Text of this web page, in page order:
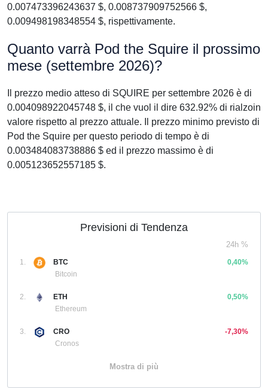
0.007473396243637 $, 0.008737909752566 $,
0.009498198348554 $, rispettivamente.
Quanto varrà Pod the Squire il prossimo
mese (settembre 2026)?
Il prezzo medio atteso di SQUIRE per settembre 2026 è di
0.004098922045748 $, il che vuol il dire 632.92% di rialzoin
valore rispetto al prezzo attuale. Il prezzo minimo previsto di
Pod the Squire per questo periodo di tempo è di
0.003484083738886 $ ed il prezzo massimo è di
0.005123652557185 $.
Previsioni di Tendenza
24h %
1.
BTC
Bitcoin
0,40%
2.
ETH
Ethereum
0,50%
3.
CRO
Cronos
-7,30%
Mostra di più